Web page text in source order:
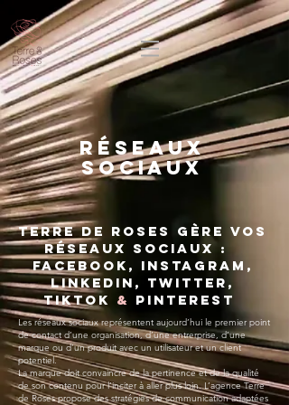
RéSEAUX
SOCIAUX
Terre de Roses gère vos
réseaux sociaux :
Facebook, instagram,
LINKEDIN, TWITTER,
TIKTOK & pinterest
Les réseaux sociaux représentent aujourd’hui le premier point
de contact d’une organisation, d’une entrerprise, d’une
marque ou d’un produit avec un utilisateur et un client
potentiel.
La marque doit convaincre de la pertinence et de la qualité
de son contenu pour l’inciter à aller plus loin. L’agence Terre
de Roses propose des stratégies de communication adaptées